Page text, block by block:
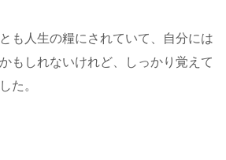
も人生の糧にされていて、自分には
もしれないけれど、しっかり覚えて
た。